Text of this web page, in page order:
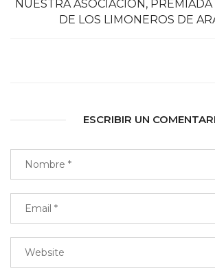
NUESTRA ASOCIACIÓN,
DE LOS LIMONEROS DE
ESCRIBIR UN